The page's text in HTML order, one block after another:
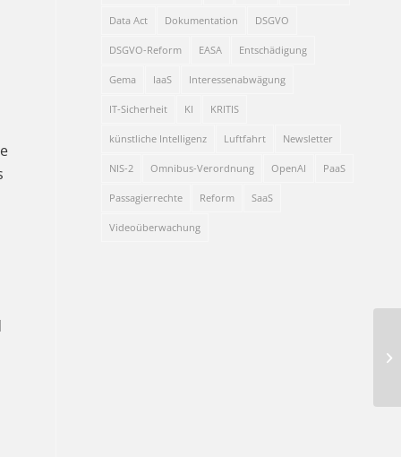
Data Act Dokumentation DSGVO
DSGVO-Reform EASA Entschädigung
Gema IaaS Interessenabwägung
IT-Sicherheit KI KRITIS
künstliche Intelligenz Luftfahrt Newsletter
NIS-2 Omnibus-Verordnung OpenAI PaaS
Passagierrechte Reform SaaS
Videoüberwachung